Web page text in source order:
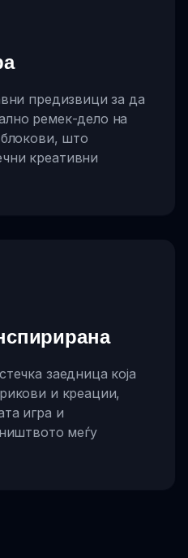
предизвици за да
ремек-дело на
што
креативни
заедница која
и креации,
игра и
меѓу